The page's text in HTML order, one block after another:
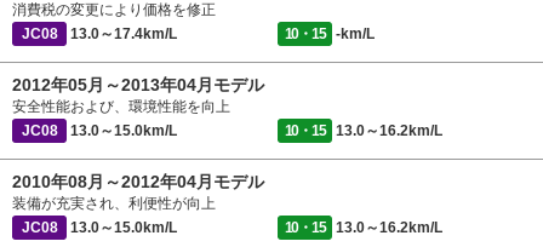
消費税の変更により価格を修正
JC08
13.0～17.4km/L 10・15 -km/L
2012年05月～2013年04月モデル
安全性能および、環境性能を向上
JC08
13.0～15.0km/L 10・15 13.0～16.2km/L
2010年08月～2012年04月モデル
装備が充実され、利便性が向上
JC08
13.0～15.0km/L 10・15 13.0～16.2km/L